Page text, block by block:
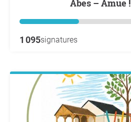
Abes – Amue !
1 095signatures